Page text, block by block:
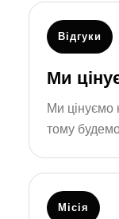
Відгуки
Ми
Ми цінуємо
тому
Місія